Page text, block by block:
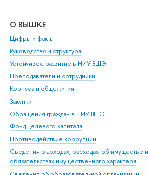
О ВЫШКЕ
Цифры и факты
Руководство и структура
Устойчивое развитие в НИУ ВШЭ
Преподаватели и сотрудники
Корпуса и общежития
Закупки
Обращения граждан в НИУ ВШЭ
Фонд целевого капитала
Противодействие коррупции
Сведения о доходах, расходах, об имуществе и
обязательствах имущественного характера